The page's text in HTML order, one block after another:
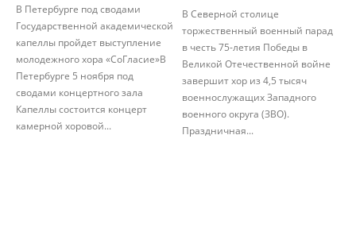
В Петербурге под сводами
Государственной академической
капеллы пройдет выступление
молодежного хора «СоГласие»В
Петербурге 5 ноября под
сводами концертного зала
Капеллы состоится концерт
камерной хоровой...
В Северной столице
торжественный военный парад
в честь 75-летия Победы в
Великой Отечественной войне
завершит хор из 4,5 тысяч
военнослужащих Западного
военного округа (ЗВО).
Праздничная...